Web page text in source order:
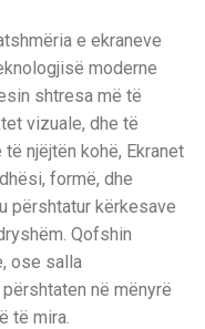
e ekraneve
moderne
shtresa më të
vizuale, dhe të
njëjtën kohë, Ekranet
formë, dhe
përshtatur kërkesave
Qofshin
ose salla
në mënyrë
të mira.